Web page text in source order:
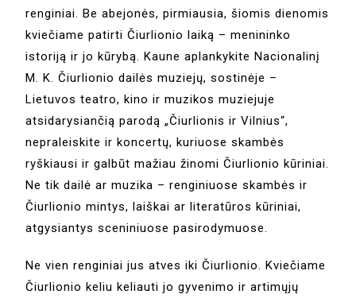
renginiai. Be abejonės, pirmiausia, šiomis dienomis
kviečiame patirti Čiurlionio laiką – menininko
istoriją ir jo kūrybą. Kaune aplankykite Nacionalinį
M. K. Čiurlionio dailės muziejų, sostinėje –
Lietuvos teatro, kino ir muzikos muziejuje
atsidarysiančią parodą „Čiurlionis ir Vilnius“,
nepraleiskite ir koncertų, kuriuose skambės
ryškiausi ir galbūt mažiau žinomi Čiurlionio kūriniai.
Ne tik dailė ar muzika – renginiuose skambės ir
Čiurlionio mintys, laiškai ar literatūros kūriniai,
atgysiantys sceniniuose pasirodymuose.
Ne vien renginiai jus atves iki Čiurlionio. Kviečiame
Čiurlionio keliu keliauti jo gyvenimo ir artimųjų